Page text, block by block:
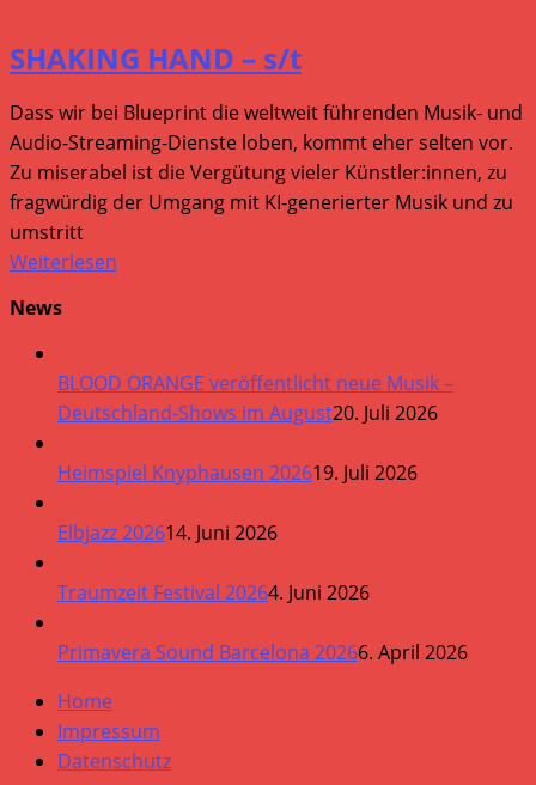
SHAKING HAND – s/t
Dass wir bei Blueprint die weltweit führenden Musik- und
Audio-Streaming-Dienste loben, kommt eher selten vor.
Zu miserabel ist die Vergütung vieler Künstler:innen, zu
fragwürdig der Umgang mit KI-generierter Musik und zu
umstritt
Weiterlesen
News
BLOOD ORANGE veröffentlicht neue Musik –
Deutschland-Shows im August20. Juli 2026
Heimspiel Knyphausen 202619. Juli 2026
Elbjazz 202614. Juni 2026
Traumzeit Festival 20264. Juni 2026
Primavera Sound Barcelona 20266. April 2026
Home
Impressum
Datenschutz